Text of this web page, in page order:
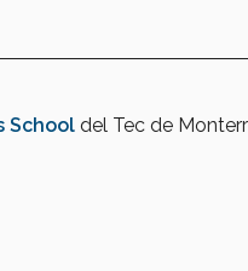
School del Tec de